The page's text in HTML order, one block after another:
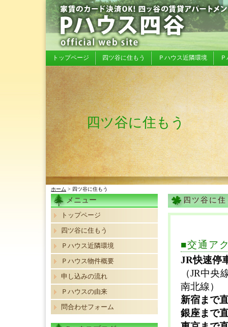
トップページ 四ツ谷に住もう Ｐハウス近隣環境
四ツ谷に住もう
ホーム > 四ツ谷に住もう
四ツ谷に
■交通ア
JR快速停
（JR中
南北線）
新宿まで
銀座まで
メニュー
トップページ
四ツ谷に住もう
Ｐハウス近隣環境
Ｐハウス物件概要
申し込みの流れ
Ｐハウスの由来
問合わせフォーム